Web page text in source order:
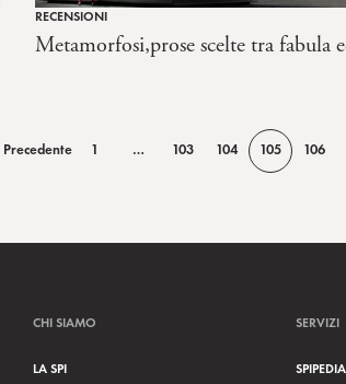
RECENSIONI
Metamorfosi,prose scelte tra fabula
Precedente 1 … 103 104 105 106
CHI SIAMO
LA SPI
SERVIZI
SPIPEDIA